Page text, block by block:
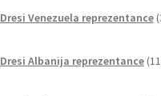
Dresi Venezuela reprezentance
Dresi Albanija reprezentance 11